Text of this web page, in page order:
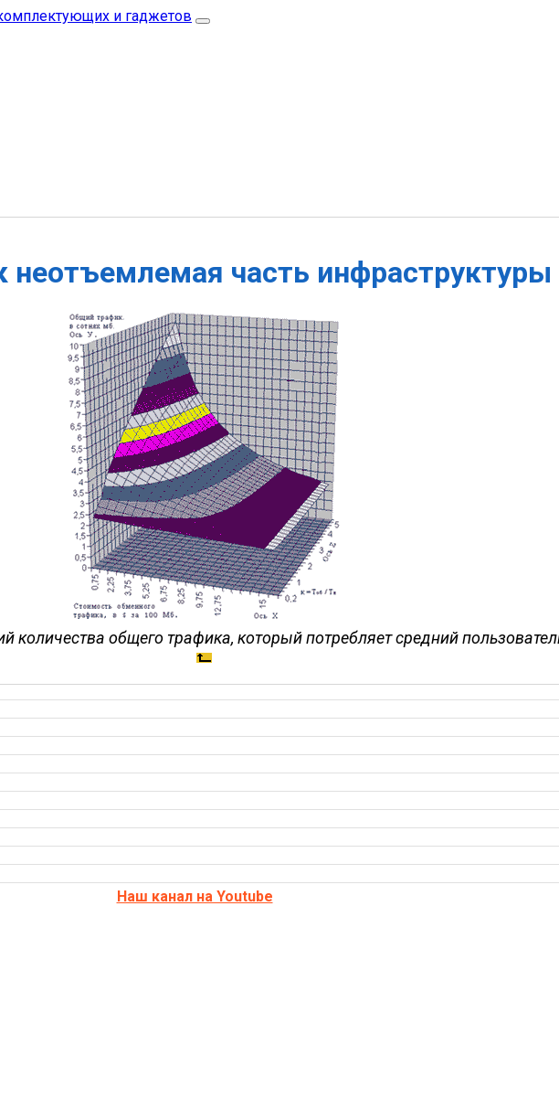
часть инфраструктуры
количества общего трафика, который потребляет средний
Наш канал на Youtube